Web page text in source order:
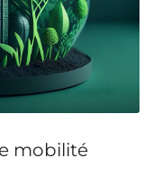
mobilité